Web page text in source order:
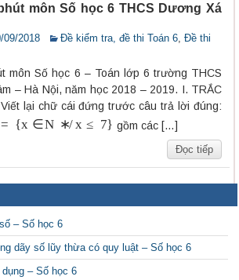
môn Số học 6 THCS Dương Xá
09/2018 Đề kiểm tra, đề thi Toán 6 Đề thi
môn Số học 6 – Toán lớp 6 trường THCS
– Hà Nội, năm học 2018 – 2019. I. TRẮC
lại chữ cái đứng trước câu trả lời đúng:
∈ N∗/x 7 } gồm các […]
Đọc tiếp
– Số học 6
dãy số lũy thừa có quy luật – Số học 6
– Số học 6